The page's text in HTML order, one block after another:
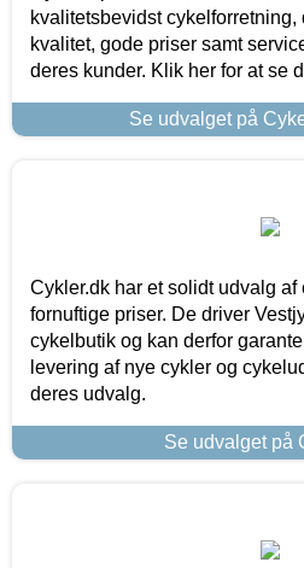
kvalitetsbevidst cykelforretning,
kvalitet, gode priser samt
deres kunder. Klik her for at se
Se udvalget på
Cykler.dk har et solidt udvalg af
fornuftige priser. De driver
cykelbutik og kan derfor
levering af nye cykler og
deres udvalg.
Se udvalget på